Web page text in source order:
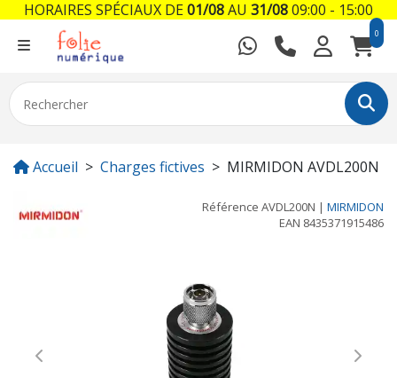
0
Accueil Charges fictives MIRMIDON AVDL200N
Référence AVDL200N | MIRMIDON
EAN 8435371915486
Previous Next
HORAIRES SPÉCIAUX DE01/08AU 31/0809:00 - 15:00